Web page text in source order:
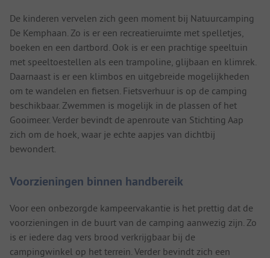
De kinderen vervelen zich geen moment bij Natuurcamping
De Kemphaan. Zo is er een recreatieruimte met spelletjes,
boeken en een dartbord. Ook is er een prachtige speeltuin
met speeltoestellen als een trampoline, glijbaan en klimrek.
Daarnaast is er een klimbos en uitgebreide mogelijkheden
om te wandelen en fietsen. Fietsverhuur is op de camping
beschikbaar. Zwemmen is mogelijk in de plassen of het
Gooimeer. Verder bevindt de apenroute van Stichting Aap
zich om de hoek, waar je echte aapjes van dichtbij
bewondert.
Voorzieningen binnen handbereik
Voor een onbezorgde kampeervakantie is het prettig dat de
voorzieningen in de buurt van de camping aanwezig zijn. Zo
is er iedere dag vers brood verkrijgbaar bij de
campingwinkel op het terrein. Verder bevindt zich een